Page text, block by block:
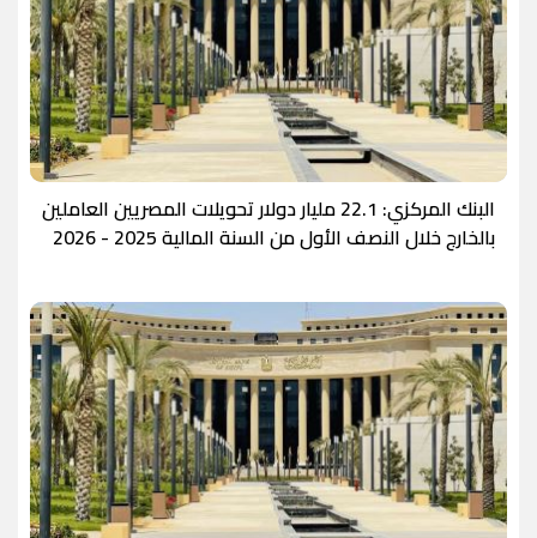
البنك المركزي: 22.1 مليار دولار تحويلات المصريين العاملين
بالخارج خلال النصف الأول من السنة المالية 2025 - 2026